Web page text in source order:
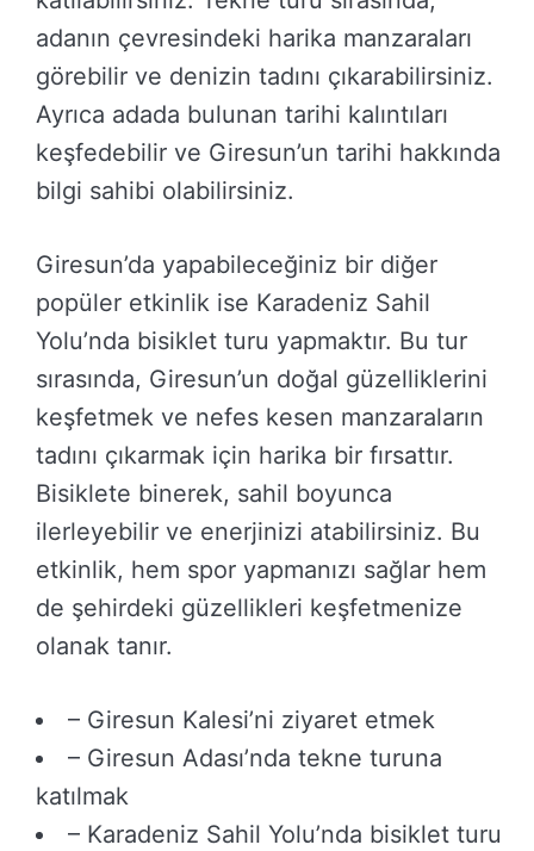
adanın çevresindeki harika manzaraları
görebilir ve denizin tadını çıkarabilirsiniz.
Ayrıca adada bulunan tarihi kalıntıları
keşfedebilir ve Giresun’un tarihi hakkında
bilgi sahibi olabilirsiniz.
Giresun’da yapabileceğiniz bir diğer
popüler etkinlik ise Karadeniz Sahil
Yolu’nda bisiklet turu yapmaktır. Bu tur
sırasında, Giresun’un doğal güzelliklerini
keşfetmek ve nefes kesen manzaraların
tadını çıkarmak için harika bir fırsattır.
Bisiklete binerek, sahil boyunca
ilerleyebilir ve enerjinizi atabilirsiniz. Bu
etkinlik, hem spor yapmanızı sağlar hem
de şehirdeki güzellikleri keşfetmenize
olanak tanır.
– Giresun Kalesi’ni ziyaret etmek
– Giresun Adası’nda tekne turuna
katılmak
– Karadeniz Sahil Yolu’nda bisiklet turu